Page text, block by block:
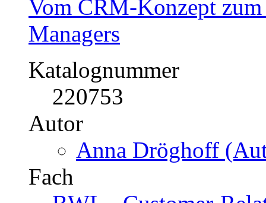
Vom CRM-Konzept
Managers
Katalognummer
220753
Autor
Anna Dröghoff
Fach